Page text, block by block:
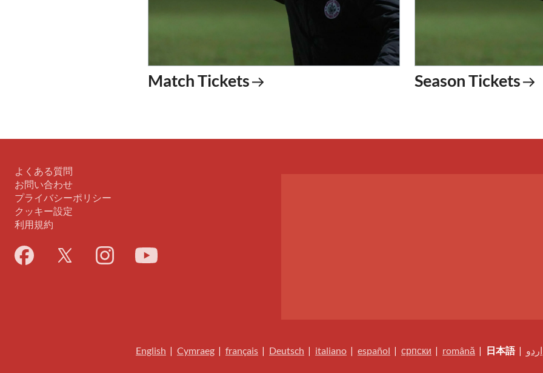
Match Tickets Season Tickets
よくある質問
お問い合わせ
プライバシーポリシー
クッキー設定
利用規約
English | Cymraeg | français | Deutsch | italiano | español | српски | română | 日本語| اردو